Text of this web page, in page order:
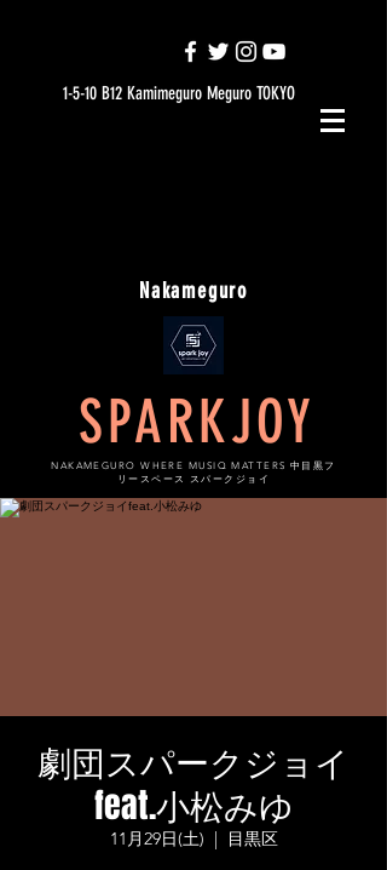
1-5-10 B12 Kamimeguro Meguro TOKYO
Nakameguro
SPARKJOY
NAKAMEGURO WHERE MUSIQ MATTERS 中目黒フ
リースペース スパークジョイ
劇団スパークジョイ
feat.小松みゆ
11月29日(土)
  |
目黒区